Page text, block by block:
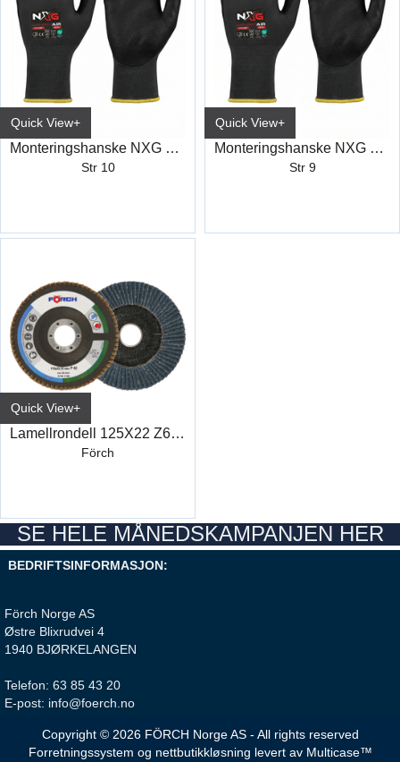
Quick View+
Monteringshanske NXG Nitrile 5230
Str 10
Quick View+
Monteringshanske NXG Nitrile 5230
Str 9
Quick View+
Lamellrondell 125X22 Z60Kf
Förch
SE HELE MÅNEDSKAMPANJEN HER
BEDRIFTSINFORMASJON:
Förch Norge AS
Østre Blixrudvei 4
1940 BJØRKELANGEN
Telefon: 63 85 43 20
E-post: info@foerch.no
Copyright © 2026 FÖRCH Norge AS - All rights reserved
Forretningssystem og nettbutikkløsning levert av Multicase™